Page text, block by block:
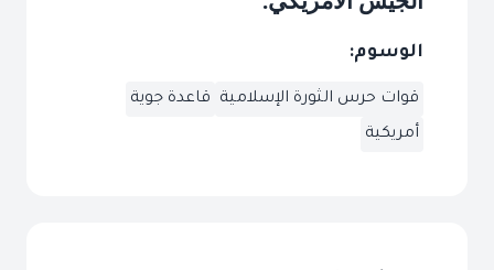
الوسوم:
قوات حرس الثورة الإسلامية
قاعدة جوية
أمريكية